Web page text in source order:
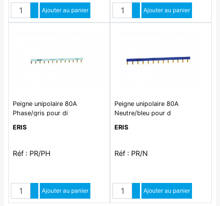
QuantitéAugmenter quantité
Diminuer quantité
Ajouter au panier QuantitéAugmenter quantité
Diminuer quantité
Ajouter au panier
Peigne unipolaire 80A
Phase/gris pour di
ERIS
Réf : PR/PH
QuantitéAugmenter quantité
Diminuer quantité
Ajouter au panier
Peigne unipolaire 80A
Neutre/bleu pour d
ERIS
Réf : PR/N
QuantitéAugmenter quantité
Diminuer quantité
Ajouter au panier